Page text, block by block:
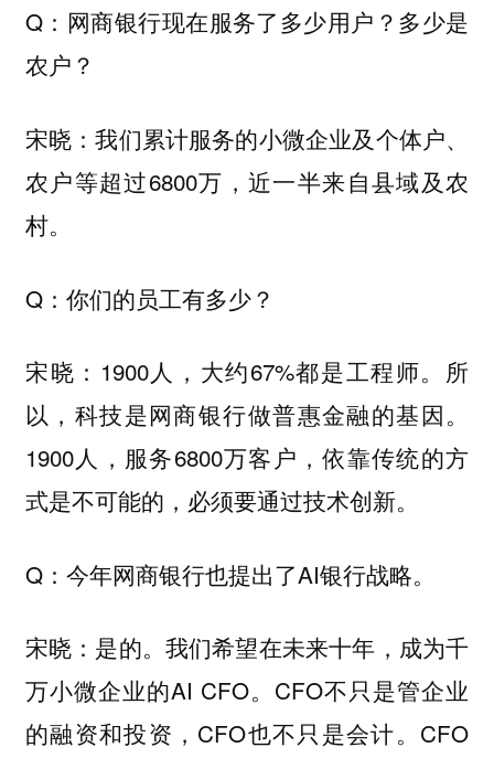
Q：网商银行现在服务了多少用户？多少是
农户？
宋晓：我们累计服务的小微企业及个体户、
农户等超过6800万，近一半来自县域及农
村。
Q：你们的员工有多少？
宋晓：1900人，大约67%都是工程师。所
以，科技是网商银行做普惠金融的基因。
1900人，服务6800万客户，依靠传统的方
式是不可能的，必须要通过技术创新。
Q：今年网商银行也提出了AI银行战略。
宋晓：是的。我们希望在未来十年，成为千
万小微企业的AI CFO。CFO不只是管企业
的融资和投资，CFO也不只是会计。CFO